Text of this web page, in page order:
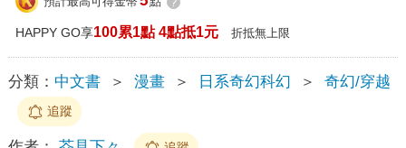
HAPPY GO享100累1點 4點抵1元 折抵無上限
分類： 中文書 ＞ 漫畫 ＞ 日系奇幻科幻 ＞ 奇幻/穿越
追蹤